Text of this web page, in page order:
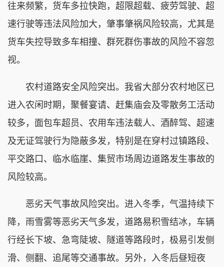
往来频繁，货车多拉快跑，超限超载、疲劳驾驶、超
速行驶等违法风险加大，肇事肇祸风险较高，尤其是
货车失控导致多车相撞、群死群伤事故的风险不容忽
视。
农村道路安全风险突出。我省大部分农村地区已
进入农闲时期，聚餐宴请、赶集庙会及零散务工活动
较多，面包车超员、农用车违法载人、酒醉驾、超速
及无证驾驶行为隐蔽多发，特别是在穿村过镇路段、
平交路口、临水临崖、集贸市场周边道路发生事故的
风险较高。
恶劣天气事故风险突出。进入冬季，气温持续下
降，雨雪雾等恶劣天气多发，道路易积雪结冰，车辆
行经长下坡、急弯陡坡、隧道等路段时，极易引发侧
滑、侧翻、追尾等交通事故。另外，入冬后昼短夜